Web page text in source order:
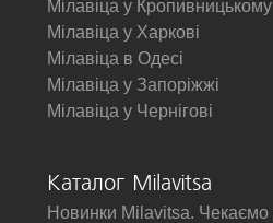
Мілавіца у Кропивницькому
Мілавіца у Харкові
Мілавіца в Одесі
Мілавіца у Запоріжжі
Мілавіца у Чернігові
Каталог Milavitsa
Новинки Milavitsa.